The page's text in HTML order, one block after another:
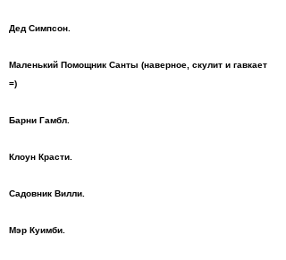
Дед Симпсон.
Маленький Помощник Санты (наверное, скулит и гавкает
=)
Барни Гамбл.
Клоун Красти.
Садовник Вилли.
Мэр Куимби.